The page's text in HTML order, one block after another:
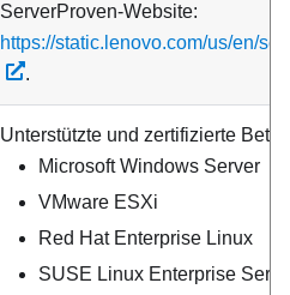
ServerProven-Website:
https://static.lenovo.com/us/en/
.
Unterstützte und zertifizierte
Microsoft Windows Server
VMware ESXi
Red Hat Enterprise Linux
SUSE Linux Enterprise